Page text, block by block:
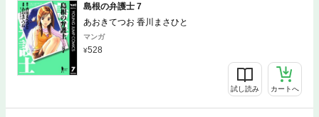
島根の弁護士 7
あおきてつお 香川まさひと
マンガ
528
試し読み カートへ